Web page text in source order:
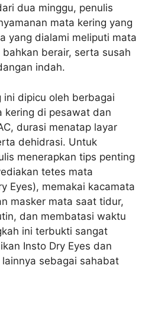
dua minggu, penulis
mata kering yang
yang dialami meliputi mata
berair, serta susah
indah.
ini dipicu oleh berbagai
kering di pesawat dan
durasi menatap layar
dehidrasi. Untuk
menerapkan tips penting
tetes mata
Eyes), memakai kacamata
masker mata saat tidur,
dan membatasi waktu
ini terbukti sangat
Insto Dry Eyes dan
sebagai sahabat